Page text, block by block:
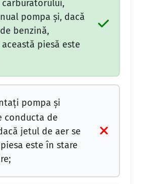
pompa şi, dacă
benzină,
piesă este
pompa şi
conducta de
jetul de aer se
este în stare